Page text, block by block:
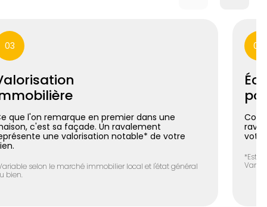
03
que l'on remarque en premier dans une
c'est sa façade. Un ravalement
une valorisation notable* de votre
selon le marché immobilier local et l'état général
bien.
04